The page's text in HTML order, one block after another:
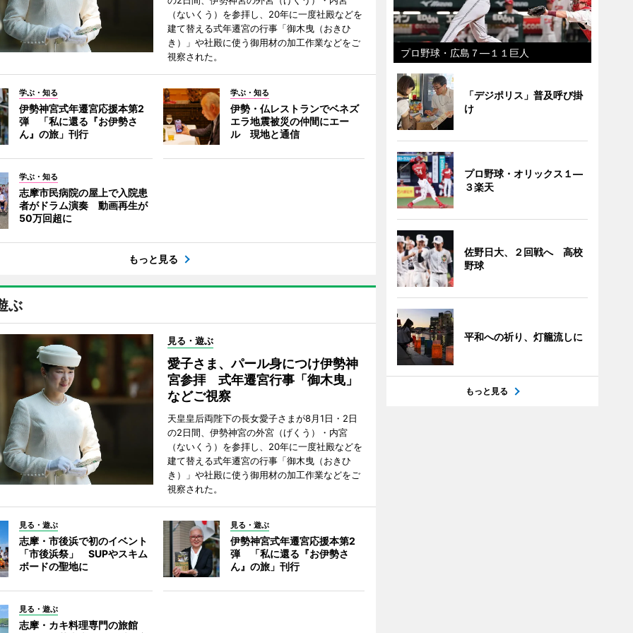
（ないくう）を参拝し、20年に一度社殿などを
建て替える式年遷宮の行事「御木曳（おきひ
き）」や社殿に使う御用材の加工作業などをご
視察された。
学ぶ・知る
伊勢神宮式年遷宮応援本第2
弾 「私に還る『お伊勢さ
ん』の旅」刊行
学ぶ・知る
伊勢・仏レストランでベネズ
エラ地震被災の仲間にエー
ル 現地と通信
学ぶ・知る
志摩市民病院の屋上で入院患
者がドラム演奏 動画再生が
50万回超に
もっと見る
ぶ
見る・遊ぶ
愛子さま、パール身につけ伊勢神
宮参拝 式年遷宮行事「御木曳」
などご視察
天皇皇后両陛下の長女愛子さまが8月1日・2日
の2日間、伊勢神宮の外宮（げくう）・内宮
（ないくう）を参拝し、20年に一度社殿などを
建て替える式年遷宮の行事「御木曳（おきひ
き）」や社殿に使う御用材の加工作業などをご
視察された。
見る・遊ぶ
志摩・市後浜で初のイベント
「市後浜祭」 SUPやスキム
ボードの聖地に
見る・遊ぶ
伊勢神宮式年遷宮応援本第2
弾 「私に還る『お伊勢さ
ん』の旅」刊行
見る・遊ぶ
志摩・カキ料理専門の旅館
プロ野球・広島７―１１巨人
「デジポリス」普及呼び掛
け
プロ野球・オリックス１―
３楽天
佐野日大、２回戦へ 高校
野球
平和への祈り、灯籠流しに
もっと見る